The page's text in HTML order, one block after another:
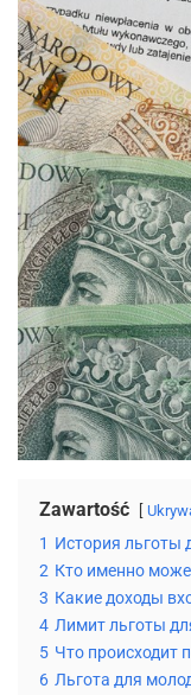
Zawartość
1 История льготы
2 Кто именно
3 Какие доходы
4 Лимит льготы
5 Что происходит
6 Льгота для